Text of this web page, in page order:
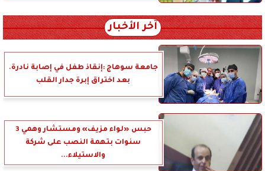
آخر الأخبار
جامعة سوهاج :إنقاذ طفل في إصابة نادرة.
بعد اختراق إبرة جدار القلب
حبس «لواء مزيف» ومستشار وهمي 3
سنوات بتهمة النصب على شركة
والاستيلاء...